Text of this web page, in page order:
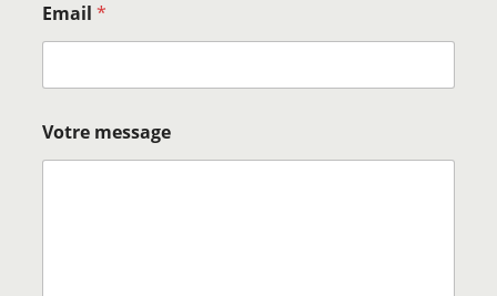
Email*
Votre message